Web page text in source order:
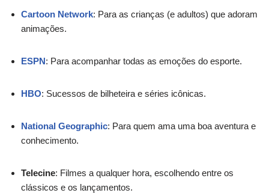
Cartoon Network: Para as crianças (e adultos) que adoram
animações.
ESPN: Para acompanhar todas as emoções do esporte.
HBO: Sucessos de bilheteira e séries icônicas.
National Geographic: Para quem ama uma boa aventura e
conhecimento.
Telecine: Filmes a qualquer hora, escolhendo entre os
clássicos e os lançamentos.